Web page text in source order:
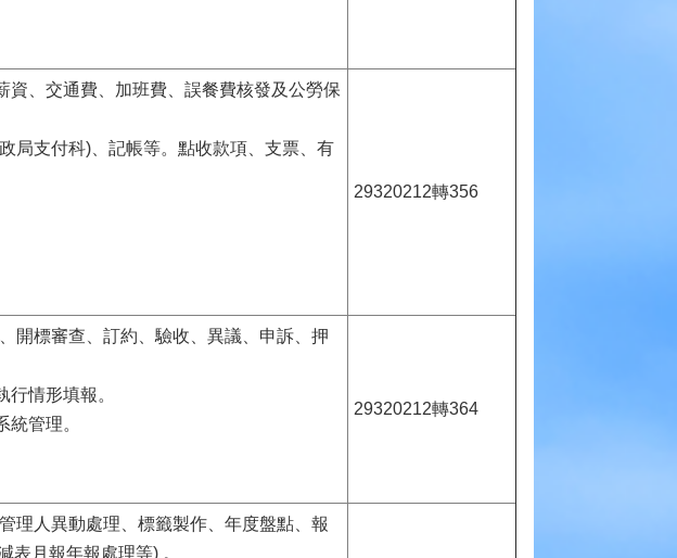
資、交通費、加班費、誤餐費核發及公勞保
局支付科)、記帳等。點收款項、支票、有
29320212轉356
開標審查、訂約、驗收、異議、申訴、押
情形填報。
管理。
29320212轉364
理人異動處理、標籤製作、年度盤點、報
表月報年報處理等) 。